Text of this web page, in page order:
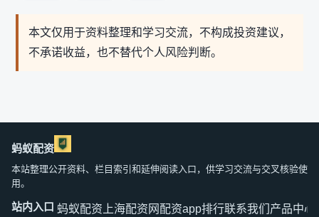
本文仅用于资料整理和学习交流，不构成投资建议，
不承诺收益，也不替代个人风险判断。
蚂蚁配资
本站整理公开资料、栏目索引和延伸阅读入口，供学习交流与交叉核验使
用。
站内入口 蚂蚁配资 上海配资网 配资app排行联系我们 产品中心